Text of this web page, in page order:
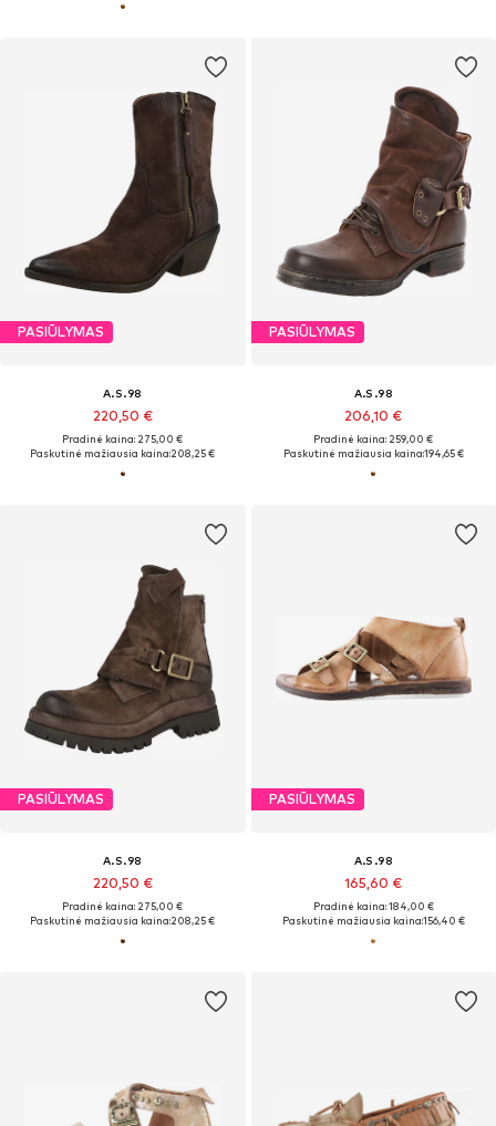
PASIŪLYMAS
A.S.98
220,50 €
Pradinė kaina: 275,00 €
Paskutinė mažiausia kaina:208,25 €
PASIŪLYMAS
A.S.98
206,10 €
Pradinė kaina: 259,00 €
Paskutinė mažiausia kaina:194,65 €
PASIŪLYMAS
A.S.98
220,50 €
Pradinė kaina: 275,00 €
Paskutinė mažiausia kaina:208,25 €
PASIŪLYMAS
A.S.98
165,60 €
Pradinė kaina: 184,00 €
Paskutinė mažiausia kaina:156,40 €